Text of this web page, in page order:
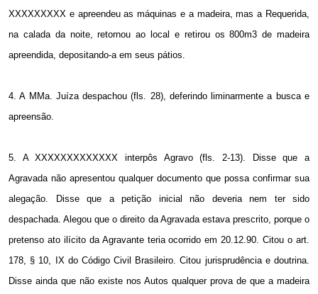
XXXXXXXXX e apreendeu as máquinas e a madeira, mas a Requerida,
na calada da noite, retornou ao local e retirou os 800m3 de madeira
apreendida, depositando-a em seus pátios.
4. AMMa. Juíza despachou (fls. 28), deferindo liminarmente a busca e
apreensão.
5. AXXXXXXXXXXXXX interpôs Agravo (fls. 2-13). Disse que a
Agravada não apresentou qualquer documento que possa confirmar sua
alegação. Disse que a petição inicial não deveria nem ter sido
despachada. Alegou que o direito da Agravada estava prescrito, porque o
pretenso ato ilícito da Agravante teria ocorrido em 20.12.90. Citou o art.
178, § 10, IX do Código Civil Brasileiro. Citou jurisprudência e doutrina.
Disse ainda que não existe nos Autos qualquer prova de que a madeira